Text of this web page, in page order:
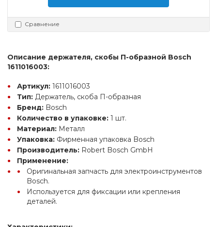
Сравнение
Описание держателя, скобы П-образной Bosch
1611016003:
Артикул: 1611016003
Тип: Держатель, скоба П-образная
Бренд: Bosch
Количество в упаковке: 1 шт.
Материал: Металл
Упаковка: Фирменная упаковка Bosch
Производитель: Robert Bosch GmbH
Применение:
Оригинальная запчасть для электроинструментов
Bosch.
Используется для фиксации или крепления
деталей.